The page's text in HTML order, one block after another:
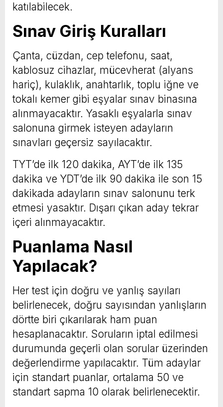
katılabilecek.
Sınav Giriş Kuralları
Çanta, cüzdan, cep telefonu, saat,
kablosuz cihazlar, mücevherat (alyans
hariç), kulaklık, anahtarlık, toplu iğne ve
tokalı kemer gibi eşyalar sınav binasına
alınmayacaktır. Yasaklı eşyalarla sınav
salonuna girmek isteyen adayların
sınavları geçersiz sayılacaktır.
TYT’de ilk 120 dakika, AYT’de ilk 135
dakika ve YDT’de ilk 90 dakika ile son 15
dakikada adayların sınav salonunu terk
etmesi yasaktır. Dışarı çıkan aday tekrar
içeri alınmayacaktır.
Puanlama Nasıl
Yapılacak?
Her test için doğru ve yanlış sayıları
belirlenecek, doğru sayısından yanlışların
dörtte biri çıkarılarak ham puan
hesaplanacaktır. Soruların iptal edilmesi
durumunda geçerli olan sorular üzerinden
değerlendirme yapılacaktır. Tüm adaylar
için standart puanlar, ortalama 50 ve
standart sapma 10 olarak belirlenecektir.